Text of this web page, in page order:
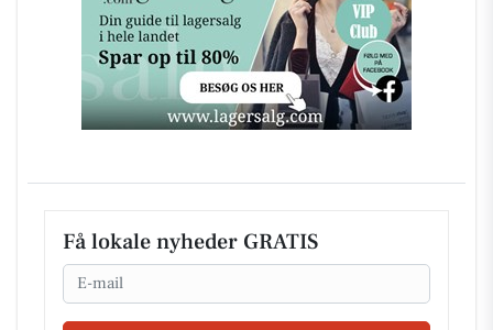
Få lokale nyheder GRATIS
Email